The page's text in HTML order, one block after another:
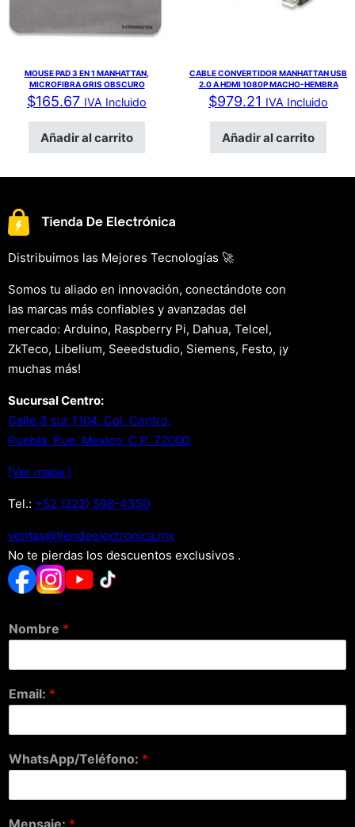
MOUSE PAD 3 EN 1 MANHATTAN,
MICROFIBRA GRIS OBSCURO
$165.67 IVA Incluido
Añadir al carrito
CABLE CONVERTIDOR MANHATTAN USB
2.0 A HDMI 1080P MACHO-HEMBRA
$979.21 IVA Incluido
Añadir al carrito
Distribuimos las Mejores Tecnologías 🚀
Somos tu aliado en innovación, conectándote con
las marcas más confiables y avanzadas del
mercado: Arduino, Raspberry Pi, Dahua, Telcel,
ZkTeco, Libelium, Seeedstudio, Siemens, Festo, ¡y
muchas más!
Sucursal Centro:
Calle 3 sur 1104, Col. Centro.
Puebla, Pue. Mexico. C.P. 72000.
[Ver mapa.]
Tel.: +52 (222) 598-4350
xm.acinortceleedneit@satnev
No te pierdas los descuentos exclusivos .
Nombre *
Email: *
WhatsApp/Teléfono: *